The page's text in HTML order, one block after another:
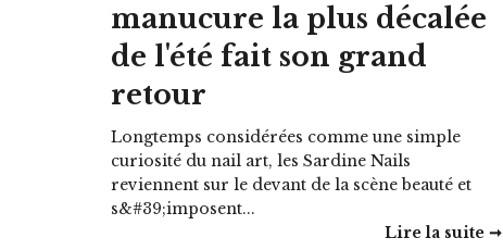
manucure la plus décalée
de l'été fait son grand
retour
Longtemps considérées comme une simple
curiosité du nail art, les Sardine Nails
reviennent sur le devant de la scène beauté et
s&#39;imposent...
Lire la suite ➞